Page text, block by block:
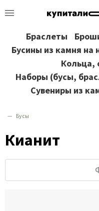
Браслеты
Бусины из камня на
Кольца,
Наборы (бусы,
Сувениры из
Бусы
Кианит